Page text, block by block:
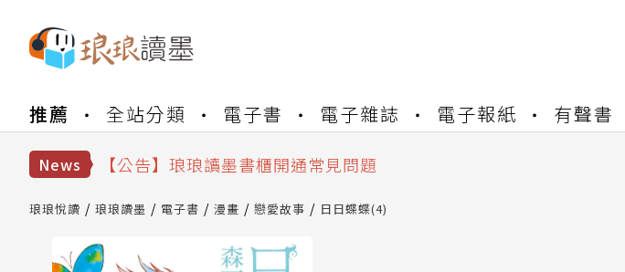
推薦 全站分類 電子書 電子雜誌 電子報紙 有聲書
News
【公告】琅琅書店服務升級重要說明及資產合併結果查詢
【公告】琅琅讀墨數位閱讀資產合併與書櫃開通申請
【公告】琅琅讀墨書櫃開通常見問題
【公告】琅琅讀墨 3 分鐘完成書櫃開通與資產合併申請圖文教學
【公告】琅琅書店服務升級重要說明及資產合併結果查詢
【公告】琅琅讀墨數位閱讀資產合併與書櫃開通申請
琅琅悅讀 琅琅讀墨 電子書 漫畫 戀愛故事 日日蝶蝶(4)